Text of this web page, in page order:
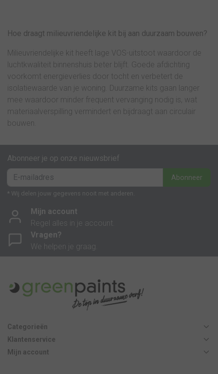
Hoe draagt milieuvriendelijke kit bij aan duurzaam bouwen?
Milieuvriendelijke kit heeft lage VOS-uitstoot waardoor de
luchtkwaliteit binnenshuis beter blijft. Goede afdichting
voorkomt energieverlies door tocht en verbetert de
isolatiewaarde van je woning. Duurzame kits gaan langer
mee waardoor minder frequent vervanging nodig is, wat
materiaalverspilling vermindert en bijdraagt aan circulair
bouwen.
Abonneer je op onze nieuwsbrief
Abonneer
* Wij delen jouw gegevens nooit met anderen.
Mijn account
Regel alles in je account.
Vragen?
We helpen je graag.
Categorieën
Klantenservice
Mijn account